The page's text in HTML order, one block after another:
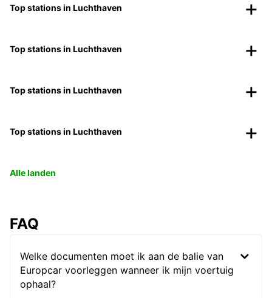
Top stations in Luchthaven
Top stations in Luchthaven
Top stations in Luchthaven
Top stations in Luchthaven
Alle landen
FAQ
Welke documenten moet ik aan de balie van
Europcar voorleggen wanneer ik mijn voertuig
ophaal?